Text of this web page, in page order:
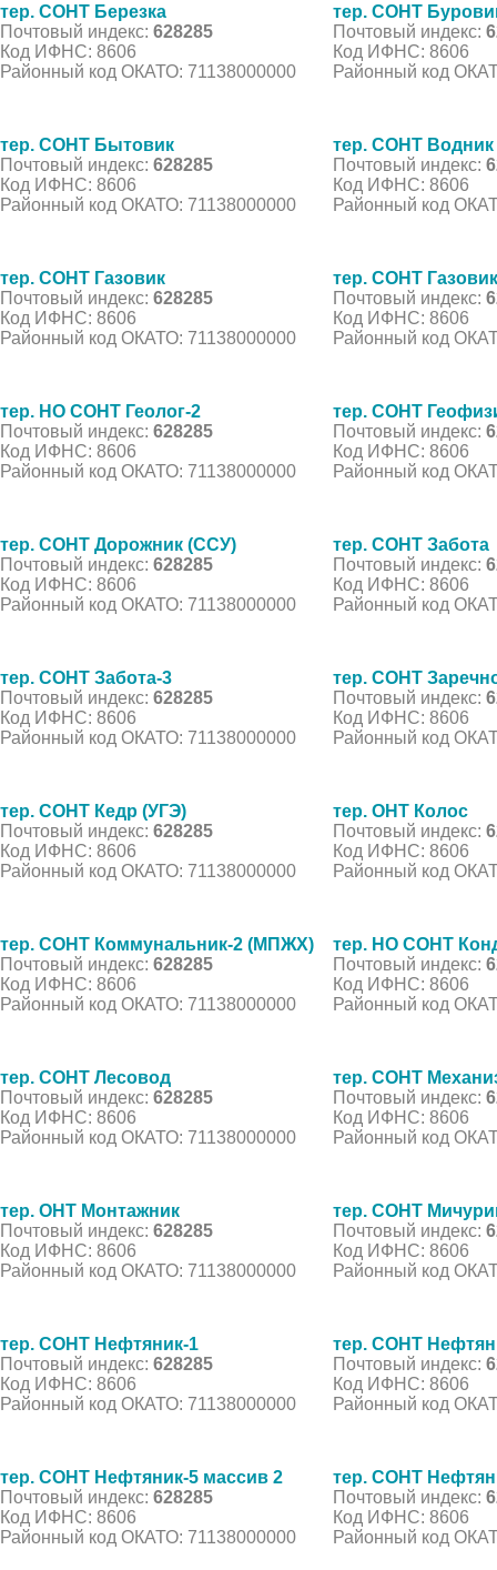
тер. СОНТ Березка
Почтовый индекс: 628285
Код ИФНС: 8606
Районный код ОКАТО: 71138000000
тер. СОНТ
Почтовый индекс:
Код ИФНС: 8606
Районный код
тер. СОНТ Бытовик
Почтовый индекс: 628285
Код ИФНС: 8606
Районный код ОКАТО: 71138000000
тер. СОНТ Водник
Почтовый индекс:
Код ИФНС: 8606
Районный код
тер. СОНТ Газовик
Почтовый индекс: 628285
Код ИФНС: 8606
Районный код ОКАТО: 71138000000
тер. СОНТ
Почтовый индекс:
Код ИФНС: 8606
Районный код
тер. НО СОНТ Геолог-2
Почтовый индекс: 628285
Код ИФНС: 8606
Районный код ОКАТО: 71138000000
тер. СОНТ
Почтовый индекс:
Код ИФНС: 8606
Районный код
тер. СОНТ Дорожник (ССУ)
Почтовый индекс: 628285
Код ИФНС: 8606
Районный код ОКАТО: 71138000000
тер. СОНТ Забота
Почтовый индекс:
Код ИФНС: 8606
Районный код
тер. СОНТ Забота-3
Почтовый индекс: 628285
Код ИФНС: 8606
Районный код ОКАТО: 71138000000
тер. СОНТ
Почтовый индекс:
Код ИФНС: 8606
Районный код
тер. СОНТ Кедр (УГЭ)
Почтовый индекс: 628285
Код ИФНС: 8606
Районный код ОКАТО: 71138000000
тер. ОНТ Колос
Почтовый индекс:
Код ИФНС: 8606
Районный код
тер. СОНТ Коммунальник-2 (МПЖХ)
Почтовый индекс: 628285
Код ИФНС: 8606
Районный код ОКАТО: 71138000000
тер. НО СОНТ
Почтовый индекс:
Код ИФНС: 8606
Районный код
тер. СОНТ Лесовод
Почтовый индекс: 628285
Код ИФНС: 8606
Районный код ОКАТО: 71138000000
тер. СОНТ
Почтовый индекс:
Код ИФНС: 8606
Районный код
тер. ОНТ Монтажник
Почтовый индекс: 628285
Код ИФНС: 8606
Районный код ОКАТО: 71138000000
тер. СОНТ
Почтовый индекс:
Код ИФНС: 8606
Районный код
тер. СОНТ Нефтяник-1
Почтовый индекс: 628285
Код ИФНС: 8606
Районный код ОКАТО: 71138000000
тер. СОНТ
Почтовый индекс:
Код ИФНС: 8606
Районный код
тер. СОНТ Нефтяник-5 массив 2
Почтовый индекс: 628285
Код ИФНС: 8606
Районный код ОКАТО: 71138000000
тер. СОНТ
Почтовый индекс:
Код ИФНС: 8606
Районный код